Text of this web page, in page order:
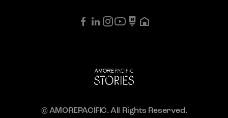
© AMOREPACIFIC. All Rights Reserved.